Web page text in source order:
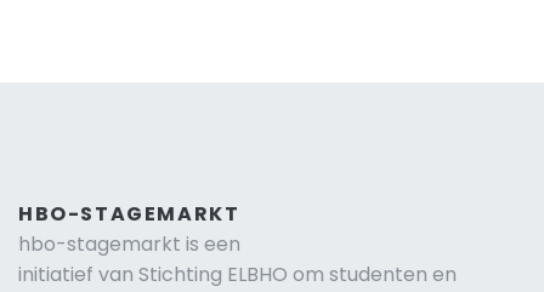
HBO-STAGEMARKT
hbo-stagemarkt is een
initiatief van Stichting ELBHO om studenten en